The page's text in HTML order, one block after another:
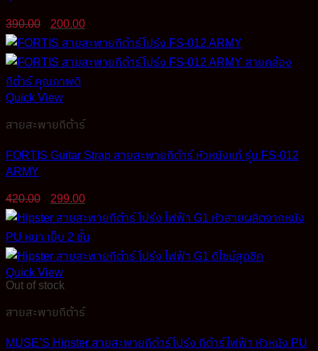
390.00
Original
price
was:
390.00฿.
200.00
is:
200.00฿.
Quick View
สายสะพายกีต้าร์
FORTIS Guitar Strap สายสะพายกีต้าร์ หัวหนังแท้ รุ่น FS-012
ARMY
420.00
Original
price
was:
420.00฿.
299.00
is:
Quick View
Out of stock
สายสะพายกีต้าร์
MUSE’S Hipster สายสะพายกีต้าร์โปร่ง กีต้าร์ไฟฟ้า หัวหนัง PU